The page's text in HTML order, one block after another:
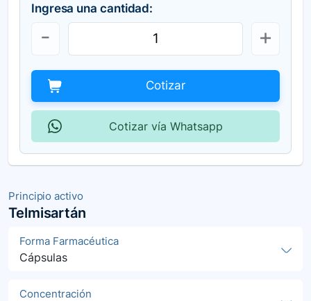
Principio activo
Telmisartán
Forma Farmacéutica
Cápsulas
Concentración
Ingresa una cantidad:
Cotizar
Cotizar vía Whatsapp